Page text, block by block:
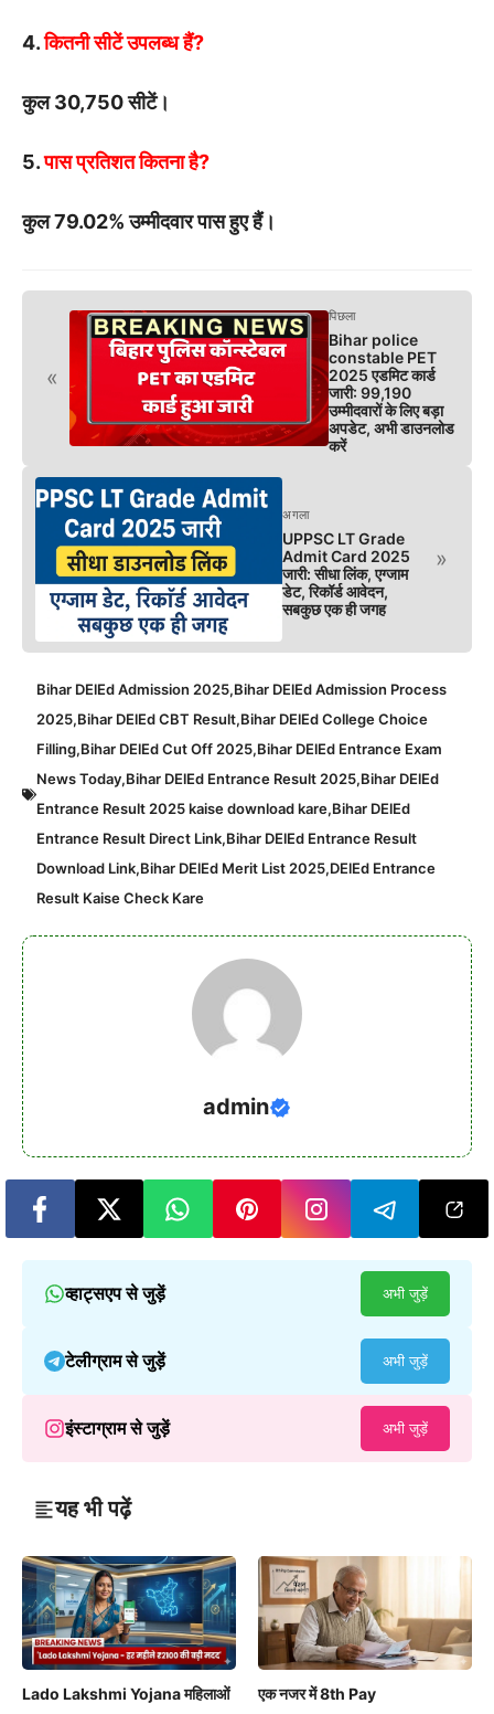
4.कितनी सीटें उपलब्ध हैं?
कुल 30,750 सीटें।
5.पास प्रतिशत कितना है?
कुल 79.02% उम्मीदवार पास हुए हैं।
«
पिछला
Bihar police
constable PET
2025 एडमिट कार्ड
जारी: 99,190
उम्मीदवारों के लिए बड़ा
अपडेट, अभी डाउनलोड
करें
अगला
UPPSC LT Grade
Admit Card 2025
जारी: सीधा लिंक, एग्जाम
डेट, रिकॉर्ड आवेदन,
सबकुछ एक ही जगह
»
Bihar DElEd Admission 2025,Bihar DElEd Admission Process
2025,Bihar DElEd CBT Result,Bihar DElEd College Choice
Filling,Bihar DElEd Cut Off 2025,Bihar DElEd Entrance Exam
News Today,Bihar DElEd Entrance Result 2025,Bihar DElEd
Entrance Result 2025 kaise download kare,Bihar DElEd
Entrance Result Direct Link,Bihar DElEd Entrance Result
Download Link,Bihar DElEd Merit List 2025,DElEd Entrance
Result Kaise Check Kare
admin
व्हाट्सएप से जुड़ें अभी जुड़ें
टेलीग्राम से जुड़ें अभी जुड़ें
इंस्टाग्राम से जुड़ें अभी जुड़ें
यह भी पढ़ें
Lado Lakshmi Yojana महिलाओं
एक नजर में 8th Pay